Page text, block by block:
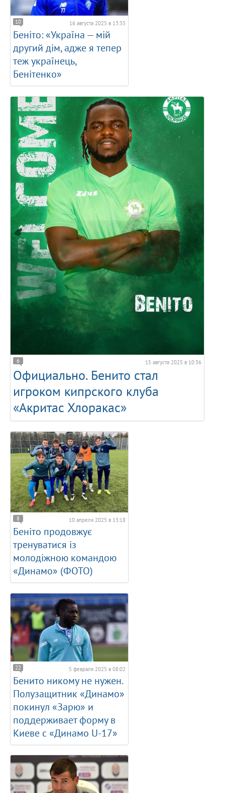
10 16 августа 2025 в 13:35
Беніто: «Україна — мій
другий дім, адже я тепер
теж українець,
Бенітенко»
6 15 августа 2025 в 10:36
Официально. Бенито стал
игроком кипрского клуба
«Акритас Хлоракас»
8 10 апреля 2025 в 13:18
Беніто продовжує
тренуватися із
молодіжною командою
«Динамо» (ФОТО)
22 5 февраля 2025 в 08:02
Бенито никому не нужен.
Полузащитник «Динамо»
покинул «Зарю» и
поддерживает форму в
Киеве с «Динамо U-17»